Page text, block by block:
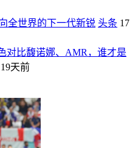
全世界的下一代新锐 头条 17
对比馥诺娜、AMR，谁才是
19天前